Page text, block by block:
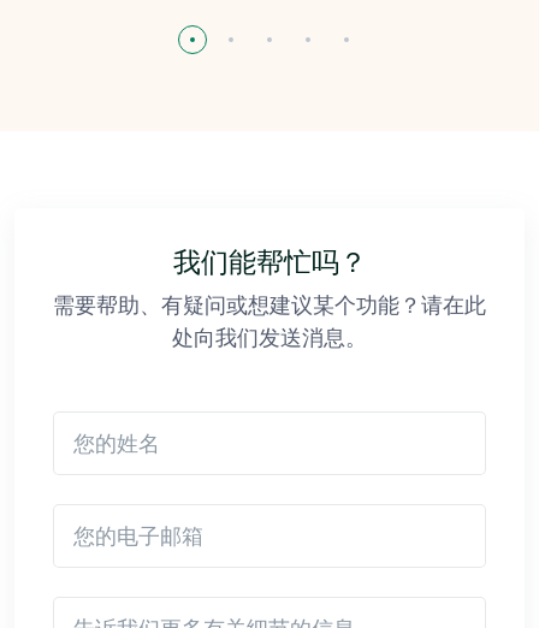
我们能帮忙吗？
需要帮助、有疑问或想建议某个功能？请在此
处向我们发送消息。